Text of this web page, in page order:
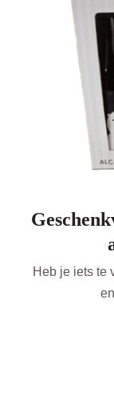
Heb je iets te